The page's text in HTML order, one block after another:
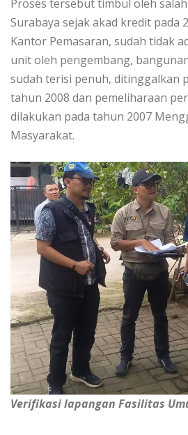
Proses tersebut timbul oleh
Surabaya sejak akad kredit pada
Kantor Pemasaran, sudah tidak
unit oleh pengembang,
sudah terisi penuh, ditinggalkan
tahun 2008 dan pemeliharaan
dilakukan pada tahun 2007
Masyarakat.
Verifikasi lapangan Fasilitas